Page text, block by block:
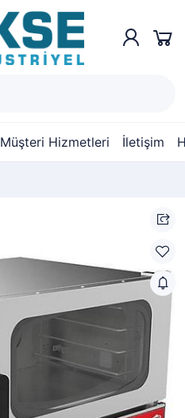
Müşteri Hizmetleri İletişim